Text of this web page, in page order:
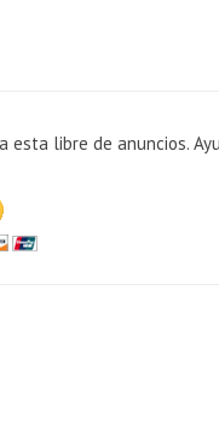
esta libre de anuncios.